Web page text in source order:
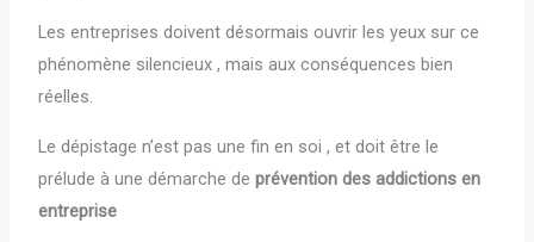
Les entreprises doivent désormais ouvrir les yeux sur ce
phénomène silencieux , mais aux conséquences bien
réelles.
Le dépistage n’est pas une fin en soi , et doit être le
prélude à une démarche deprévention des addictions en
entreprise